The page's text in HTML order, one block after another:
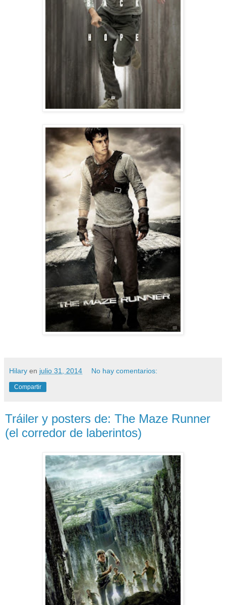
Hilary en julio 31, 2014 No hay comentarios:
Compartir
Tráiler y posters de: The Maze Runner
(el corredor de laberintos)